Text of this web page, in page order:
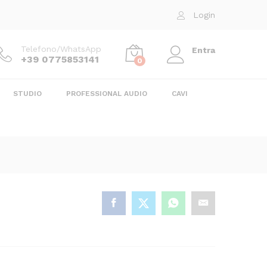
Login
Telefono/WhatsApp
+39 0775853141 0
Entra
STUDIO PROFESSIONAL AUDIO CAVI
Aggiungi al carrello